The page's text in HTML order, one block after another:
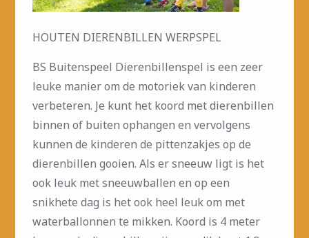
HOUTEN DIERENBILLEN WERPSPEL
BS Buitenspeel Dierenbillenspel is een zeer
leuke manier om de motoriek van kinderen
verbeteren. Je kunt het koord met dierenbillen
binnen of buiten ophangen en vervolgens
kunnen de kinderen de pittenzakjes op de
dierenbillen gooien. Als er sneeuw ligt is het
ook leuk met sneeuwballen en op een
snikhete dag is het ook heel leuk om met
waterballonnen te mikken. Koord is 4 meter